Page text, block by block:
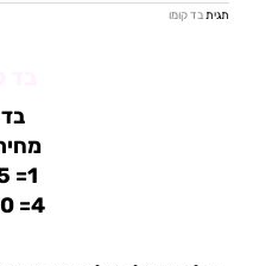
תגיתבד קומו
1= 35 ש"ח
4= 100 ש"ח